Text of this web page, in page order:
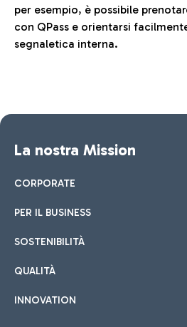
per esempio, è possibile
con QPass e orientarsi
segnaletica interna.
La nostra Mission
CORPORATE
PER IL BUSINESS
SOSTENIBILITÀ
QUALITÀ
INNOVATION